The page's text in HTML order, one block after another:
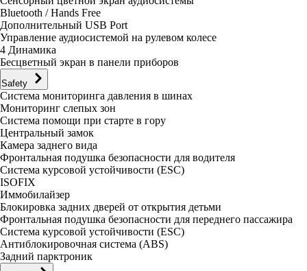
Bluetooth / Hands Free
Дополнительный USB Port
Управление аудиосистемой на рулевом колесе
4 Динамикa
Бесцветный экран в панели приборов
Safety
Система мониторинга давления в шинах
Мониторинг слепых зон
Система помощи при старте в гору
Центральный замок
Камера заднего вида
Фронтальная подушка безопасности для водителя
Система курсовой устойчивости (ESС)
ISOFIX
Иммобилайзер
Блокировка задних дверей от открытия детьми
Фронтальная подушка безопасности для переднего пассажира
Система курсовой устойчивости (ESC)
Антиблокировочная система (ABS)
Задний парктроник